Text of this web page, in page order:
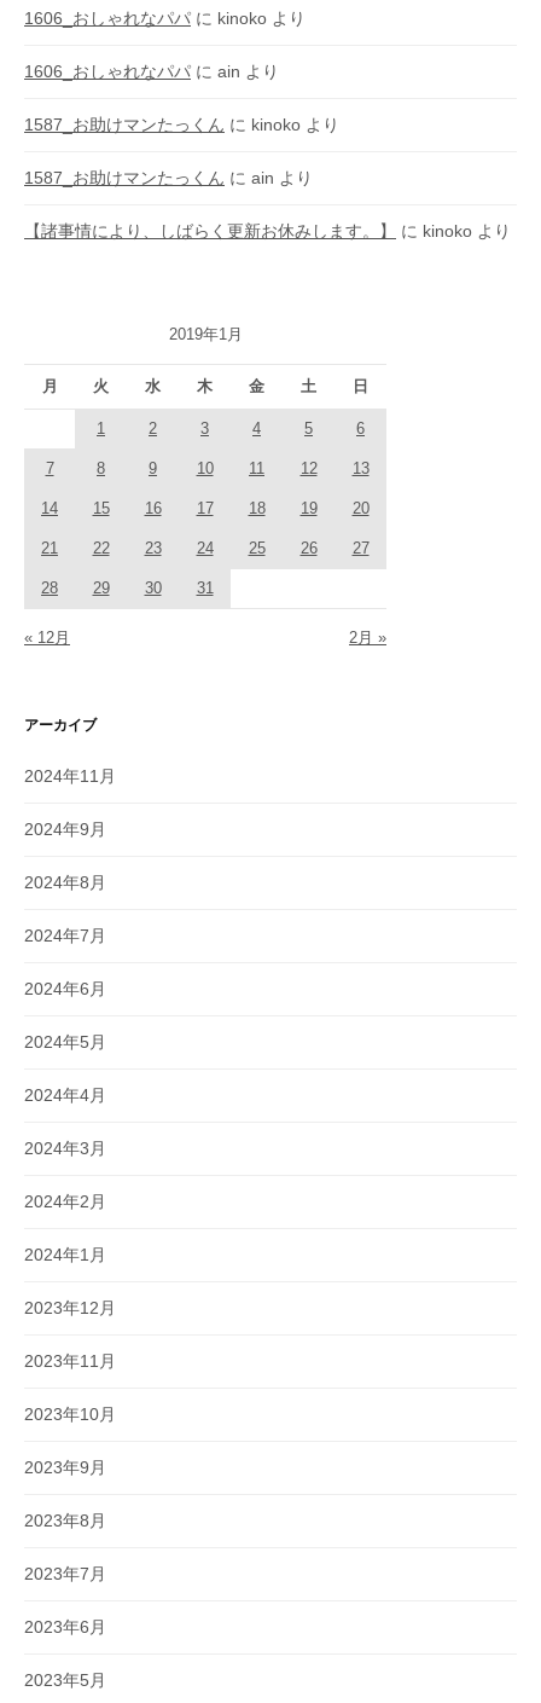
1606_おしゃれなパパ に kinoko より
1606_おしゃれなパパ に ain より
1587_お助けマンたっくん に kinoko より
1587_お助けマンたっくん に ain より
【諸事情により、しばらく更新お休みします。】 に kinoko より
2019年1月
月 火 水 木 金 土 日
« 12月 2月 »
1 2 3 4 5 6
7 8 9 10 11 12 13
14 15 16 17 18 19 20
21 22 23 24 25 26 27
28 29 30 31
アーカイブ
2024年11月
2024年9月
2024年8月
2024年7月
2024年6月
2024年5月
2024年4月
2024年3月
2024年2月
2024年1月
2023年12月
2023年11月
2023年10月
2023年9月
2023年8月
2023年7月
2023年6月
2023年5月